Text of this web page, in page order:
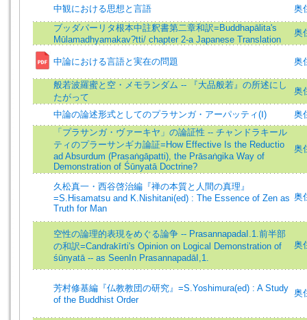
中観における思想と言語
奥
ブッダパーリタ根本中註釈書第二章和訳=Buddhapālita's
Mūlamadhyamakav?tti/ chapter 2-a Japanese Translation
奥
中論における言語と実在の問題 奥
般若波羅蜜と空・メモランダム -- 『大品般若』の所述にし
たがって
奥
中論の論述形式としてのプラサンガ・アーパッティ(Ⅰ)
奥
「プラサンガ・ヴァーキヤ」の論証性 -- チャンドラキール
ティのプラーサンギカ論証=How Effective Is the Reductio
ad Absurdum (Prasaṅgāpatti), the Prāsaṅgika Way of
Demonstration of Śūnyatā Doctrine?
奥
久松真一・西谷啓治編『禅の本質と人間の真理』
=S.Hisamatsu and K.Nishitani(ed) : The Essence of Zen as
Truth for Man
奥
空性の論理的表現をめぐる論争 -- PrasannapadaI.1.前半部
の和訳=Candrakīrti's Opinion on Logical Demonstration of
śūnyatā -- as SeenIn PrasannapadāI,1.
奥
芳村修基編『仏教教団の研究』=S.Yoshimura(ed) : A Study
of the Buddhist Order
奥